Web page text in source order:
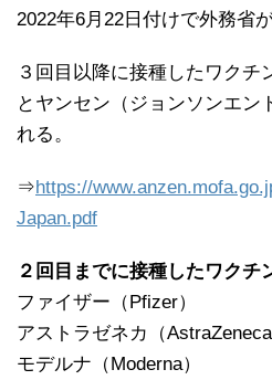
2022年6月22日付けで外務省
３回目以降に接種したワクチ
とヤンセン（ジョンソンエン
れる。
⇒https://
Japan.pdf
２回目までに接種したワクチ
ファイザー（Pfizer）
アストラゼネカ（AstraZeneca
モデルナ（Moderna）